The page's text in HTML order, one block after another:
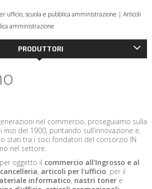
ufficio, scuola e pubblica amministrazione | Articoli
amministrazione
PRODUTTORI
nel commercio, proseguiamo sulla
del 1900, puntando sull’innovazione e,
stati tra i soci fondatori del consorzio IN
nel settore.
oggetto il commercio all'Ingrosso e al
cancelleria, articoli per l'ufficio, per il
informatico, nastri toner e